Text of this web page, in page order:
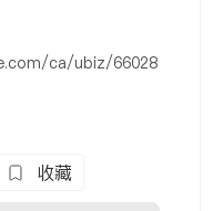
ca/ubiz/66028
收藏